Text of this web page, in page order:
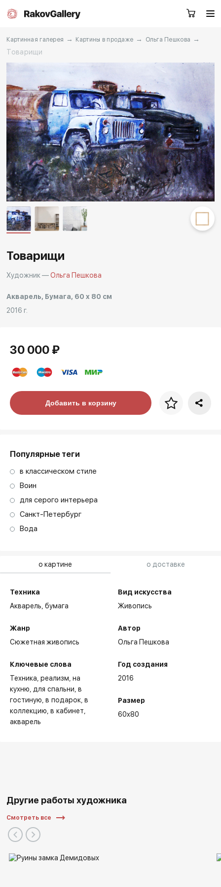
Екатеринбург
RU EN CN
Каталог Художники
О нас Услуги
События Контакты
Другие проекты
baget
Заказать звонок
Картинная галерея → Картины в продаже → Ольга Пешкова
→
Товарищи
о картине о доставке
Техника
Акварель,бумага
Жанр
Сюжетная живопись
Ключевые слова
Техника реализм на
кухню для спальни в
гостиную в подарок в
коллекцию в кабинет
акварель
Вид искусства
Живопись
Автор
Ольга Пешкова
Год создания
2016
Размер
60x80
Товарищи
Художник —Ольга Пешкова
Акварель, Бумага, 60 x 80 см
2016 г.
30 000 ₽
Цена за багетДобавить в корзину
Популярные теги
в классическом стиле
Воин
для серого интерьера
Санкт-Петербург
Вода
Другие работы художника
Смотреть все